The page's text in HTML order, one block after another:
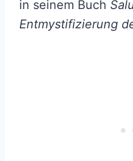
in seinem Buch
Entmystifizierung